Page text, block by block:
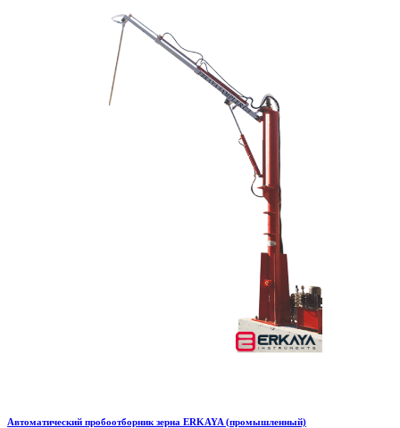
Автоматический пробоотборник зерна ERKAYA (промышленный)